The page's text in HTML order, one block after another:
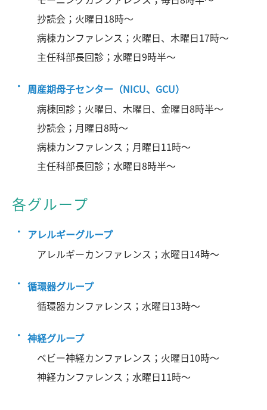
抄読会；火曜日18時～
病棟カンファレンス；火曜日、木曜日17時～
主任科部長回診；水曜日9時半～
周産期母子センター（NICU、GCU）
病棟回診；火曜日、木曜日、金曜日8時半～
抄読会；月曜日8時～
病棟カンファレンス；月曜日11時～
主任科部長回診；水曜日8時半～
各グループ
アレルギーグループ
アレルギーカンファレンス；水曜日14時～
循環器グループ
循環器カンファレンス；水曜日13時～
神経グループ
ベビー神経カンファレンス；火曜日10時～
神経カンファレンス；水曜日11時～